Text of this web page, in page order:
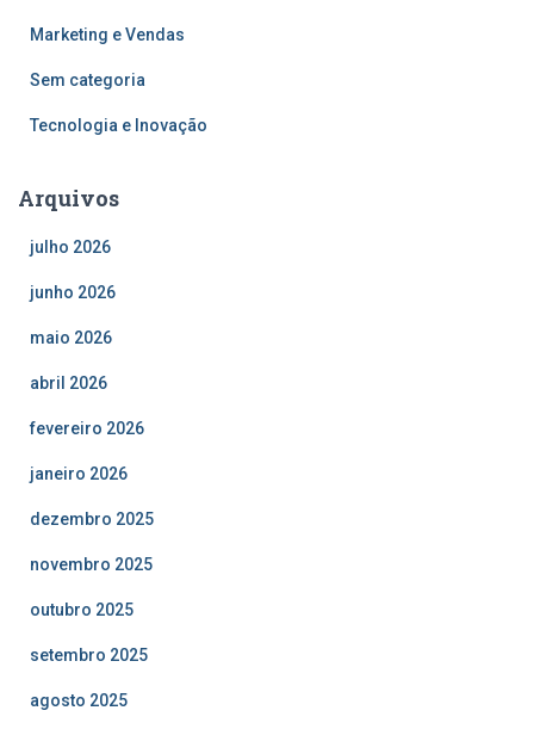
Marketing e Vendas
Sem categoria
Tecnologia e Inovação
Arquivos
julho 2026
junho 2026
maio 2026
abril 2026
fevereiro 2026
janeiro 2026
dezembro 2025
novembro 2025
outubro 2025
setembro 2025
agosto 2025